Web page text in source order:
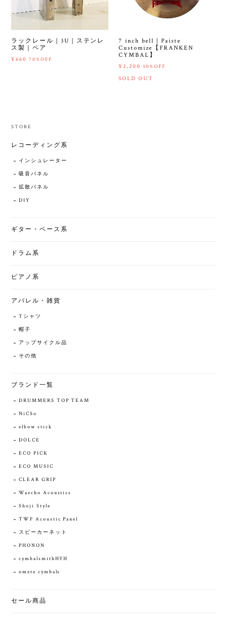
ラックレール｜3U｜ステンレ
ス製｜ペア
¥660 70%OFF
7 inch bell｜Paiste
Customize【FRANKEN
CYMBAL】
¥2,200 50%OFF
SOLD OUT
STORE
レコーディング系
インシュレーター
吸音パネル
拡散パネル
DIY
ギター・ベース系
ドラム系
ピアノ系
アパレル・雑貨
Tシャツ
帽子
アップサイクル品
その他
ブランド一覧
DRUMMERS TOP TEAM
NiCSo
elbow stick
DOLCE
ECO PICK
ECO MUSIC
CLEAR GRIP
Waecho Acoustics
Shoji Style
TWF Acoustic Panel
スピーカーネット
PHONON
cymbalsmithHYH
omete cymbals
セール商品